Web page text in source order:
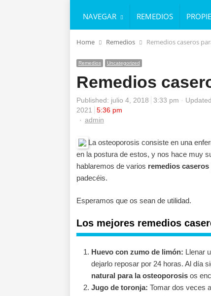
NAVEGAR REMEDIOS
Home Remedios Remedios caseros
Remedios Uncategorized
Remedios
Published: julio 4, 2018 3:33 pm
2021
5:36 pm
Author
admin
La osteoporosis consiste en una
en la postura de estos, y nos hace muy
hablaremos de varios remedios
padecéis.
Esperamos que os sean de utilidad.
Los mejores remedios
Huevo con zumo de limón: Llenar
dejarlo reposar por 24 horas. Al día
natural para la osteoporosisos
Jugo de toronja: Tomar dos veces